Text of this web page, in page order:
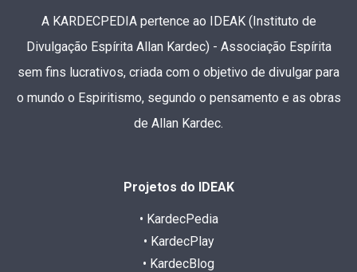
A KARDECPEDIA pertence ao IDEAK (Instituto de
Divulgação Espírita Allan Kardec) - Associação Espírita
sem fins lucrativos, criada com o objetivo de divulgar para
o mundo o Espiritismo, segundo o pensamento e as obras
de Allan Kardec.
Projetos do IDEAK
• KardecPedia
• KardecPlay
• KardecBlog